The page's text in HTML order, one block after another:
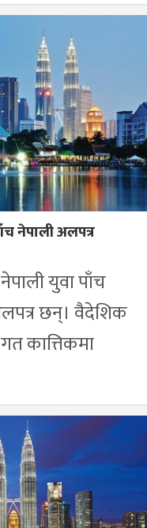
नेपाली अलपत्र
युवा पाँच
छन्। वैदेशिक
कात्तिकमा